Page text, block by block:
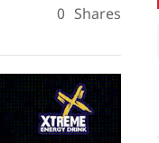
0 Shares